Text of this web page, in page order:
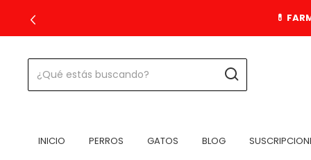
💊
INICIO PERROS GATOS BLOG